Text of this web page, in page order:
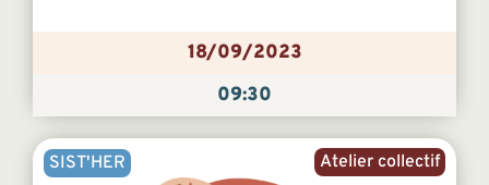
18/09/2023
09:30
Atelier collectif
SIST'HER